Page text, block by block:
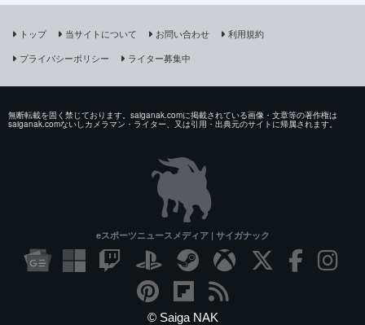
トップ 当サイトについて お問い合わせ
利用規約
プライバシーポリシー
ライター募集中
無断転載を固く禁じております。saiganak.comに掲載されている画像・文章等の著作権は
saiganak.comないしカメラマン・ライター、又は引用・出典元のサイトに帰属されます。
eスポーツニュースメディア | サイガナック
© Saiga NAK